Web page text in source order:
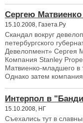
Сергею
15.10.2008, Газета.Ру
Скандал вокруг
петербургского
Девелопмент» Сергея
Компания Stanley
Матвиенко-младшего в
Однако затем компания
Интерпол в
15.10.2008, НГ
Съехались тут в